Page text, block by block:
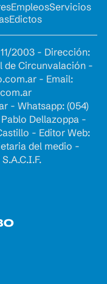
EmpleosServicios
Edictos
2003 - Dirección:
de Circunvalación -
- Email:
- Whatsapp: (054)
Dellazoppa -
- Editor Web:
del medio -